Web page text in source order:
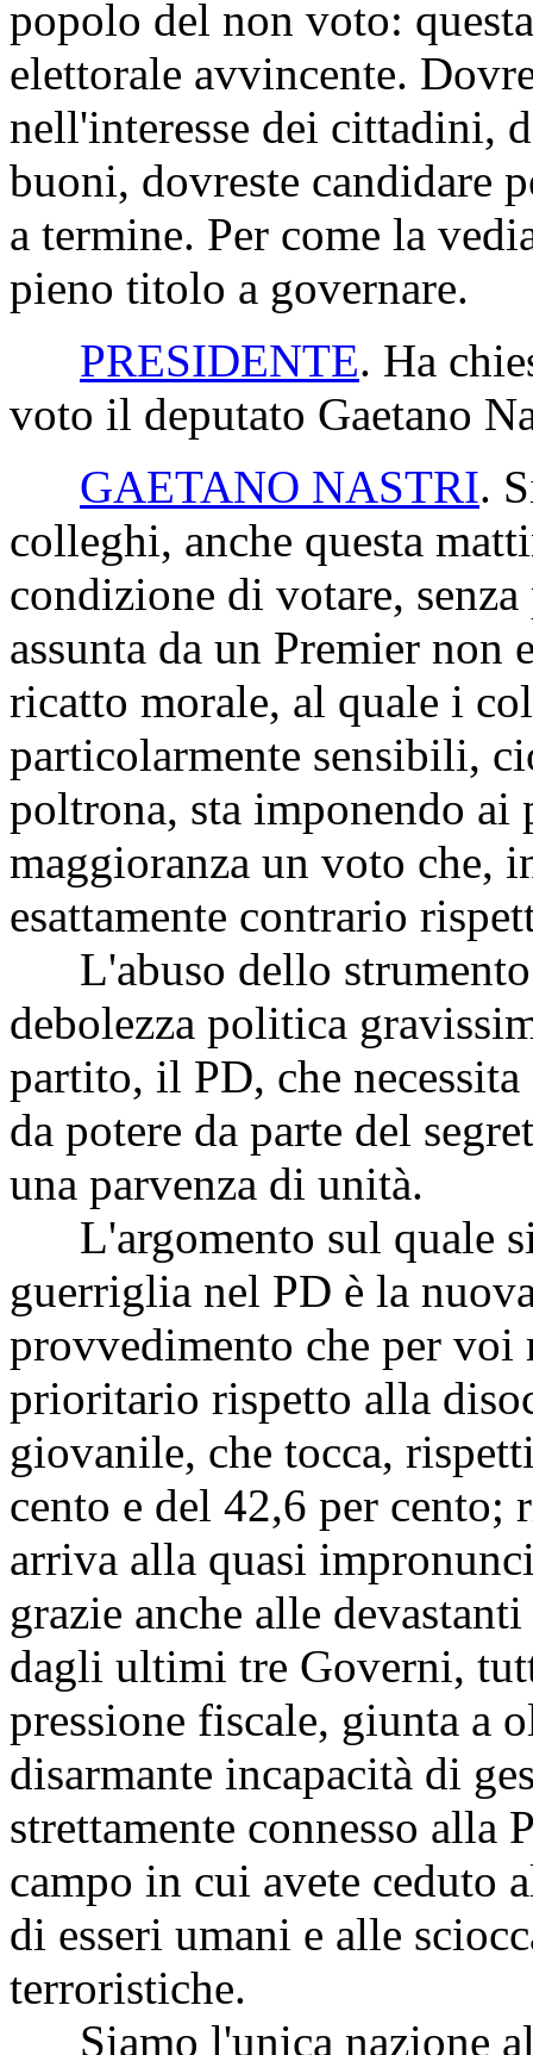
popolo del non voto:
elettorale avvincente.
nell'interesse dei cittadini,
buoni, dovreste candidare
a termine. Per come la
pieno titolo a governare.
PRESIDENTE. Ha
voto il deputato Gaetano
GAETANO NASTRI.
colleghi, anche questa
condizione di votare,
assunta da un Premier non
ricatto morale, al quale i
particolarmente sensibili,
poltrona, sta imponendo ai
maggioranza un voto che,
esattamente contrario
L'abuso dello strumento
debolezza politica
partito, il PD, che
da potere da parte del
una parvenza di unità.
L'argomento sul quale si
guerriglia nel PD è la
provvedimento che per voi
prioritario rispetto alla
giovanile, che tocca,
cento e del 42,6 per
arriva alla quasi
grazie anche alle
dagli ultimi tre Governi,
pressione fiscale, giunta a
disarmante incapacità di
strettamente connesso alla
campo in cui avete
di esseri umani e alle
terroristiche.
Siamo l'unica nazione al